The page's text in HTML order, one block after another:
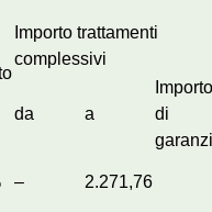
Importo trattamenti
complessivi
da a
Importo
di
– 2.271,76